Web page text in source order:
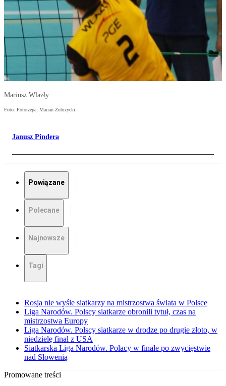
Mariusz Wlazły
Foto: Fotorzepa, Marian Zubrzycki
Janusz Pindera
Powiązane
Polecane
Najnowsze
Tagi
Rosja nie wyśle siatkarzy na mistrzostwa świata w Polsce
Liga Narodów. Polscy siatkarze obronili tytuł, czas na
mistrzostwa Europy
Liga Narodów. Polscy siatkarze w drodze po drugie złoto, w
niedzielę finał z USA
Siatkarska Liga Narodów. Polacy w finale po zwycięstwie
nad Słowenią
Promowane treści